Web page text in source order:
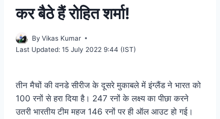
कर बैठे हैं रोहित शर्मा!
By Vikas Kumar
Last Updated: 15 July 2022 9:44 (IST)
तीन मैचों की वनडे सीरीज के दूसरे मुकाबले में इंग्लैंड ने भारत को
100 रनों से हरा दिया है। 247 रनों के लक्ष्य का पीछा करने
उतरी भारतीय टीम महज 146 रनों पर ही ऑल आउट हो गई।